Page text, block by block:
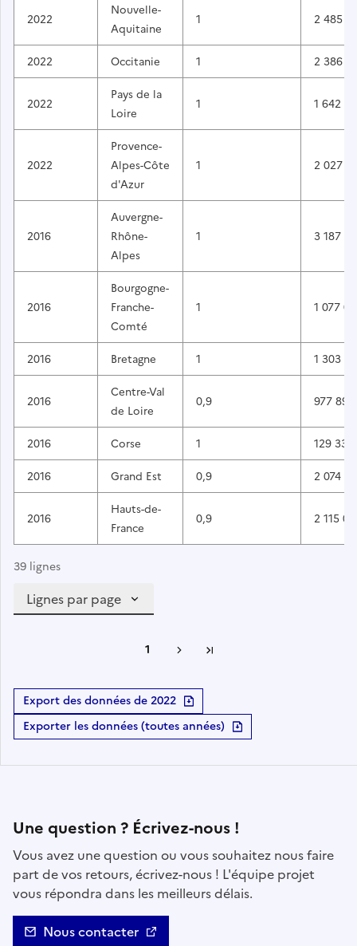
2022
Nouvelle-
Aquitaine
1 2 485
2022 Occitanie 1 2 386
2022
Pays de la
Loire
1 1 642
2022
Provence-
Alpes-Côte
d'Azur
1 2 027
2016
Auvergne-
Rhône-
Alpes
1 3 187
2016
Bourgogne-
Franche-
Comté
1 1 077
2016 Bretagne 1 1 303
2016
Centre-Val
de Loire
0,9 977 897
2016 Corse 1 129 338
2016 Grand Est 0,9 2 074
2016
Hauts-de-
France
0,9 2 115
39 lignes
Lignes par page
1 Suivante
Export des données de 2022
Exporter les données (toutes années)
Contact
Une question ? Écrivez-nous !
Vous avez une question ou vous souhaitez nous faire
part de vos retours, écrivez-nous ! L'équipe projet
vous répondra dans les meilleurs délais.
Nous contacter